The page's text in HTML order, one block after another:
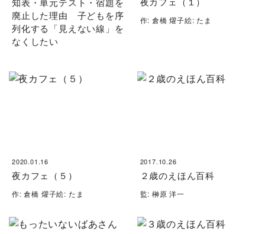
廃止した理由 子どもを序
列化する「見えない線」を
なくしたい
作: 倉橋 燿子絵: たま
2020.01.16
夜カフェ（５）
作: 倉橋 燿子絵: たま
2017.10.26
２歳のえほん百科
監: 榊原 洋一